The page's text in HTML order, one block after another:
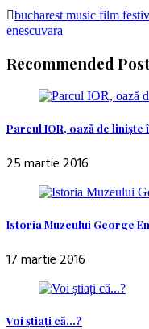
bucharest music film
enescuvara
Recommended
Parcul IOR, oază de
25 martie 2016
Istoria Muzeului George
17 martie 2016
Voi știați că…?